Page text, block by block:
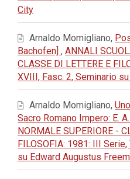
City
Arnaldo Momigliano,
Bachofen] , ANNALI
CLASSE DI LETTERE E
XVIII, Fasc. 2, Seminario
Arnaldo Momigliano,
Sacro Romano Impero: E.
NORMALE SUPERIORE -
FILOSOFIA: 1981: III
su Edward Augustus